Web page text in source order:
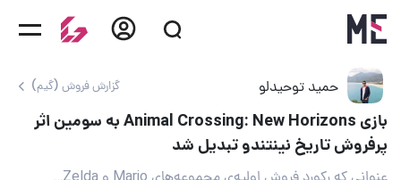
حمید توحیدلو گزارش فروش (گیم)
بازی Animal Crossing: New Horizons به سومین اثر
پرفروش تاریخ نینتندو تبدیل شد
عنوانی که رکورد فروش اولیه‌ی مجموعه‌های Mario و Zelda را جابه‌جا کرد!